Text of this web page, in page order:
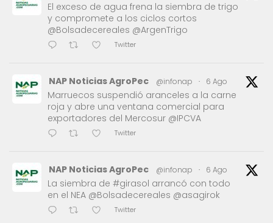
El exceso de agua frena la siembra de trigo
y compromete a los ciclos cortos
@Bolsadecereales @ArgenTrigo
Twitter
NAP Noticias AgroPec @infonap · 6 Ago
Marruecos suspendió aranceles a la carne
roja y abre una ventana comercial para
exportadores del Mercosur @IPCVA
Twitter
NAP Noticias AgroPec @infonap · 6 Ago
La siembra de #girasol arrancó con todo
en el NEA @Bolsadecereales @asagirok
Twitter